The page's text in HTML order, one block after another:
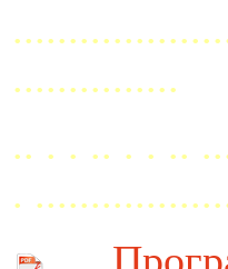
...............
.. . . .. . . ..
.